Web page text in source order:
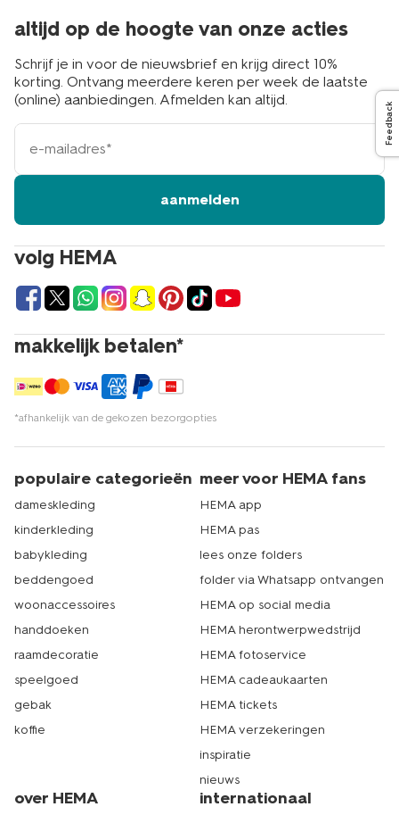
volg HEMA
makkelijk betalen*
*afhankelijk van de gekozen bezorgopties
altijd op de hoogte van onze acties
Schrijf je in voor de nieuwsbrief en krijg direct 10%
korting. Ontvang meerdere keren per week de laatste
(online) aanbiedingen. Afmelden kan altijd.
e-
mailadres
aanmelden
populaire categorieën
dameskleding
kinderkleding
babykleding
beddengoed
woonaccessoires
handdoeken
raamdecoratie
speelgoed
gebak
koffie
meer voor HEMA fans
HEMA app
HEMA pas
lees onze folders
folder via Whatsapp ontvangen
HEMA op social media
HEMA herontwerpwedstrijd
HEMA fotoservice
HEMA cadeaukaarten
HEMA tickets
HEMA verzekeringen
inspiratie
nieuws
over HEMA internationaal
Feedback